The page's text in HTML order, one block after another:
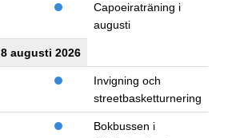
Capoeiraträning i
augusti
8 augusti 2026
Invigning och
streetbasketturnering
Bokbussen i